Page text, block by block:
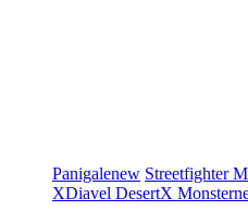
Panigalenew Streetfighter
XDiavel DesertX Monster